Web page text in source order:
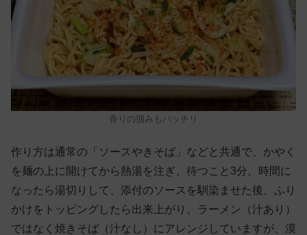
香りの掴みもバッチリ
作り方は通常の「ソースやきそば」などと共通で、かやく
を麺の上に開けてから熱湯を注ぎ、待つこと3分。時間に
なったら湯切りして、添付のソースを馴染ませた後、ふり
かけをトッピングしたら出来上がり。ラーメン（汁あり）
ではなく焼きそば（汁なし）にアレンジしていますが、漠